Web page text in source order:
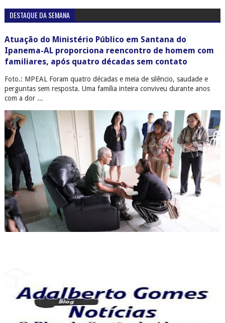
DESTAQUE DA SEMANA
Atuação do Ministério Público em Santana do
Ipanema-AL proporciona reencontro de homem com
familiares, após quatro décadas sem contato
Foto.: MPEAL Foram quatro décadas e meia de silêncio, saudade e
perguntas sem resposta. Uma família inteira conviveu durante anos
com a dor ...